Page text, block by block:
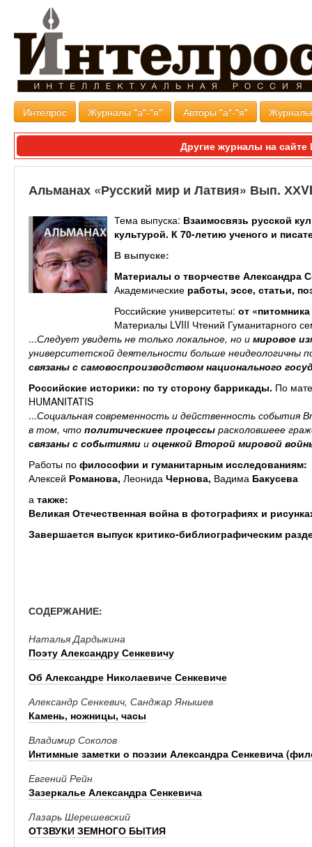
Интелрос Журналы "а"-"я" Авторы "а"-"я"
Другие журналы на
Альманах «Русский мир и Латвия» Вып. ХХVI
Тема выпуска: Взаимосвязь русской
культурой. К 70-летию ученого и
В выпуске:
Материалы о творчестве Александра
Академические работы, эссе, статьи,
Российские университеты: от «
Материалы LVIII Чтений Гуманитарного
...Следует увидеть не только локальное, но и мировое
университетской деятельности больше неидеологичны
связаны с самовоспроизводством национального
Российские историки: по ту сторону баррикады. По
HUMANITATIS
...Социальная современность и действенность события
в том, что политическиее процессы расколовшеее
связаны с событиями и оценкой Второй мировой
Работы по философии и гуманитарным исследованиям:
Алексей Романова, Леонида Чернова, Вадима Бакусева
а также:
Великая Отечественная война в фотографиях и
Завершается выпуск критико-библиографическим
СОДЕРЖАНИЕ:
Наталья Дардыкина
Поэту Александру Сенкевичу
Об Александре Николаевиче Сенкевиче
Александр Сенкевич, Санджар Янышев
Камень, ножницы, часы
Владимир Соколов
Интимные заметки о поэзии Александра Сенкевича
Евгений Рейн
Зазеркалье Александра Сенкевича
Лазарь Шерешевский
ОТЗВУКИ ЗЕМНОГО БЫТИЯ